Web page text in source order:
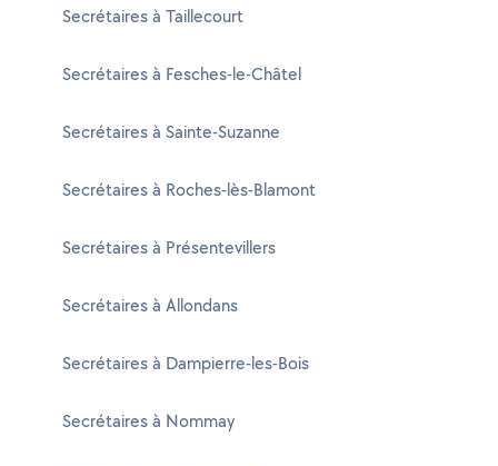
Secrétaires à Taillecourt
Secrétaires à Fesches-le-Châtel
Secrétaires à Sainte-Suzanne
Secrétaires à Roches-lès-Blamont
Secrétaires à Présentevillers
Secrétaires à Allondans
Secrétaires à Dampierre-les-Bois
Secrétaires à Nommay